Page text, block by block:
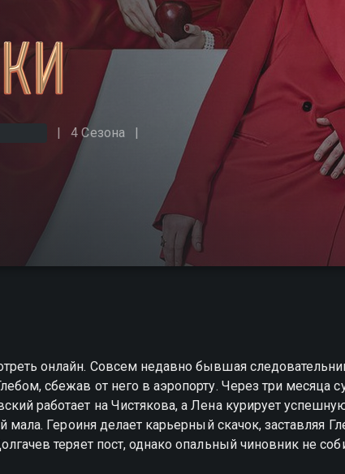
4 Сезона
онлайн. Совсем недавно бывшая
сбежав от него в аэропорту. Через три месяца
работает на Чистякова, а Лена курирует
мала. Героиня делает карьерный скачок, заставляя
теряет пост, однако опальный чиновник не
становится сюжетом для следующего фильма